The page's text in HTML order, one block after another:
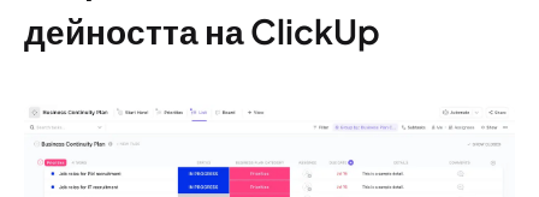
дейността на ClickUp